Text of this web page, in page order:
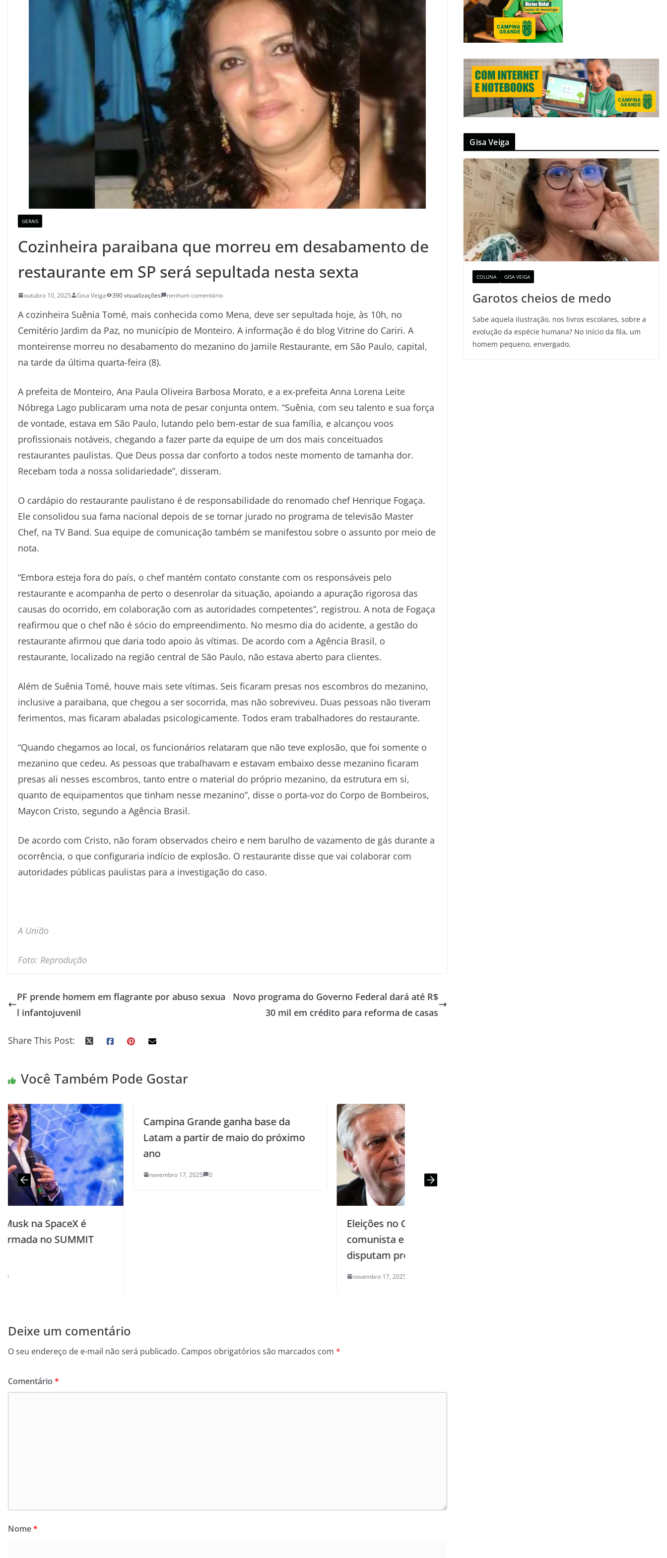
GERAIS
Cozinheira paraibana que morreu em desabamento de
restaurante em SP será sepultada nesta sexta
outubro 10, 2025 Gisa Veiga 390 visualizações nenhum comentário
A cozinheira Suênia Tomé, mais conhecida como Mena, deve ser sepultada hoje, às 10h, no
Cemitério Jardim da Paz, no município de Monteiro. A informação é do blog Vitrine do Cariri. A
monteirense morreu no desabamento do mezanino do Jamile Restaurante, em São Paulo, capital,
na tarde da última quarta-feira (8).
A prefeita de Monteiro, Ana Paula Oliveira Barbosa Morato, e a ex-prefeita Anna Lorena Leite
Nóbrega Lago publicaram uma nota de pesar conjunta ontem. “Suênia, com seu talento e sua força
de vontade, estava em São Paulo, lutando pelo bem-estar de sua família, e alcançou voos
profissionais notáveis, chegando a fazer parte da equipe de um dos mais conceituados
restaurantes paulistas. Que Deus possa dar conforto a todos neste momento de tamanha dor.
Recebam toda a nossa solidariedade”, disseram.
O cardápio do restaurante paulistano é de responsabilidade do renomado chef Henrique Fogaça.
Ele consolidou sua fama nacional depois de se tornar jurado no programa de televisão Master
Chef, na TV Band. Sua equipe de comunicação também se manifestou sobre o assunto por meio de
nota.
“Embora esteja fora do país, o chef mantém contato constante com os responsáveis pelo
restaurante e acompanha de perto o desenrolar da situação, apoiando a apuração rigorosa das
causas do ocorrido, em colaboração com as autoridades competentes”, registrou. A nota de Fogaça
reafirmou que o chef não é sócio do empreendimento. No mesmo dia do acidente, a gestão do
restaurante afirmou que daria todo apoio às vítimas. De acordo com a Agência Brasil, o
restaurante, localizado na região central de São Paulo, não estava aberto para clientes.
Além de Suênia Tomé, houve mais sete vítimas. Seis ficaram presas nos escombros do mezanino,
inclusive a paraibana, que chegou a ser socorrida, mas não sobreviveu. Duas pessoas não tiveram
ferimentos, mas ficaram abaladas psicologicamente. Todos eram trabalhadores do restaurante.
“Quando chegamos ao local, os funcionários relataram que não teve explosão, que foi somente o
mezanino que cedeu. As pessoas que trabalhavam e estavam embaixo desse mezanino ficaram
presas ali nesses escombros, tanto entre o material do próprio mezanino, da estrutura em si,
quanto de equipamentos que tinham nesse mezanino”, disse o porta-voz do Corpo de Bombeiros,
Maycon Cristo, segundo a Agência Brasil.
De acordo com Cristo, não foram observados cheiro e nem barulho de vazamento de gás durante a
ocorrência, o que configuraria indício de explosão. O restaurante disse que vai colaborar com
autoridades públicas paulistas para a investigação do caso.
A União
Foto: Reprodução
PF prende homem em flagrante por abuso sexua
l infantojuvenil
Novo programa do Governo Federal dará até R$
30 mil em crédito para reforma de casas
Share This Post:
Você Também Pode Gostar
Campina Grande ganha base da
Latam a partir de maio do próximo
ano
novembro 17, 2025 0
Eleições no Chile: ex-ministra
comunista e “Bolsonaro chileno”
disputam presidência em dezembro
Deixe um comentário
O seu endereço de e-mail não será publicado. Campos obrigatórios são marcados com *
Comentário *
Nome*
Gisa Veiga
COLUNA GISA VEIGA
Garotos cheios de medo
Sabe aquela ilustração, nos livros escolares, sobre a
evolução da espécie humana? No início da fila, um
homem pequeno, envergado,